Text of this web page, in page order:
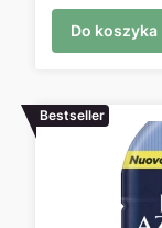
Do koszyka
Bestseller